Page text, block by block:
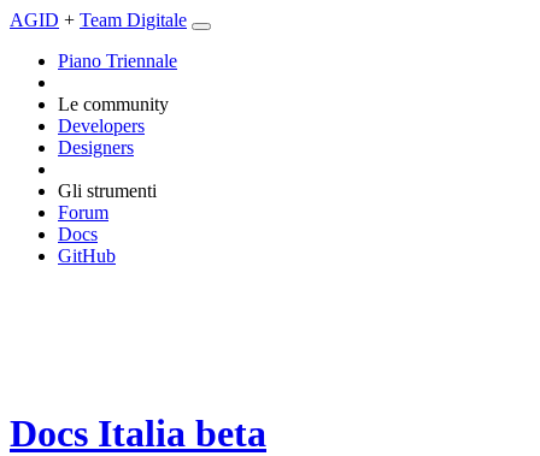
AGID + Team Digitale
Piano Triennale
Le community
Developers
Designers
Gli strumenti
Forum
Docs
GitHub
Docs Italia beta